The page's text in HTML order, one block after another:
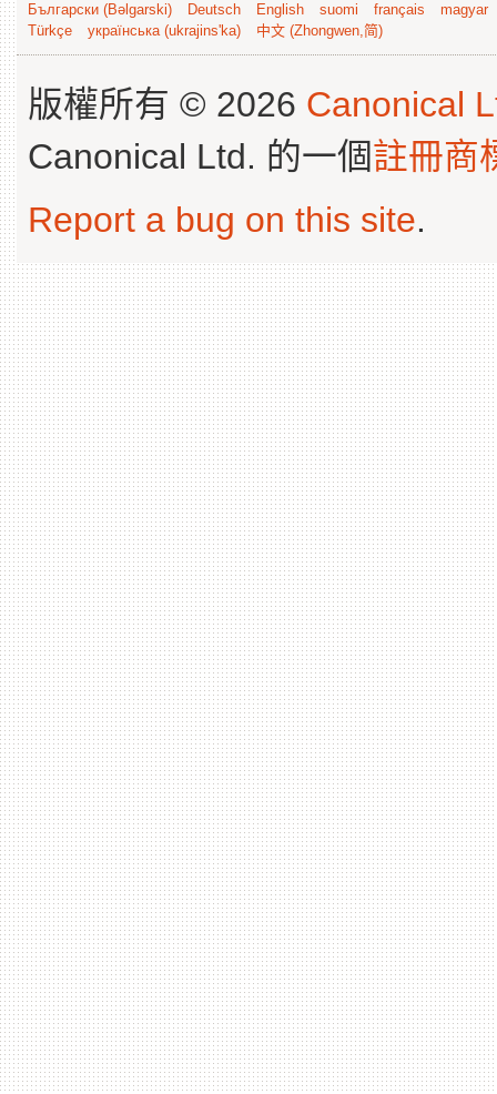
Български (Bəlgarski) Deutsch English suomi français
magyar
Türkçe
українська (ukrajins'ka) 中文 (Zhongwen,简)
版權所有 © 2026 Canonical
Canonical Ltd. 的一個註冊商
Report a bug on this site.